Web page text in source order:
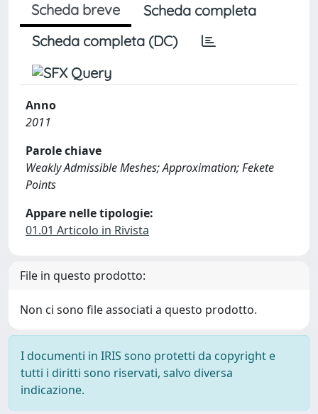
Scheda breve
Scheda completa
Scheda completa (DC)
Anno
2011
Parole chiave
Weakly Admissible Meshes; Approximation; Fekete
Points
Appare nelle tipologie:
01.01 Articolo in Rivista
File in questo prodotto:
Non ci sono file associati a questo prodotto.
I documenti in IRIS sono protetti da copyright e
tutti i diritti sono riservati, salvo diversa
indicazione.